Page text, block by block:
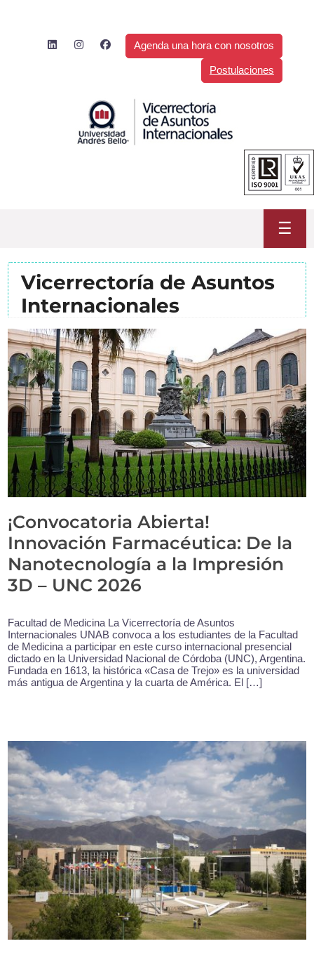
Agenda una hora con nosotros
Postulaciones
☰
Vicerrectoría de Asuntos
Internacionales
¡Convocatoria Abierta!
Innovación Farmacéutica: De la
Nanotecnología a la Impresión
3D – UNC 2026
Facultad de Medicina La Vicerrectoría de Asuntos
Internacionales UNAB convoca a los estudiantes de la Facultad
de Medicina a participar en este curso internacional presencial
dictado en la Universidad Nacional de Córdoba (UNC), Argentina.
Fundada en 1613, la histórica «Casa de Trejo» es la universidad
más antigua de Argentina y la cuarta de América. El […]